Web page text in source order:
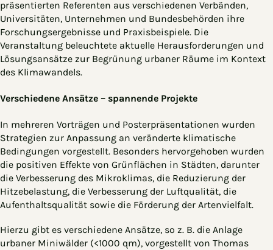
präsentierten Referenten aus verschiedenen Verbänden,
Universitäten, Unternehmen und Bundesbehörden ihre
Forschungsergebnisse und Praxisbeispiele. Die
Veranstaltung beleuchtete aktuelle Herausforderungen und
Lösungsansätze zur Begrünung urbaner Räume im Kontext
des Klimawandels.
Verschiedene Ansätze – spannende Projekte
In mehreren Vorträgen und Posterpräsentationen wurden
Strategien zur Anpassung an veränderte klimatische
Bedingungen vorgestellt. Besonders hervorgehoben wurden
die positiven Effekte von Grünflächen in Städten, darunter
die Verbesserung des Mikroklimas, die Reduzierung der
Hitzebelastung, die Verbesserung der Luftqualität, die
Aufenthaltsqualität sowie die Förderung der Artenvielfalt.
Hierzu gibt es verschiedene Ansätze, so z. B. die Anlage
urbaner Miniwälder (<1000 qm), vorgestellt von Thomas